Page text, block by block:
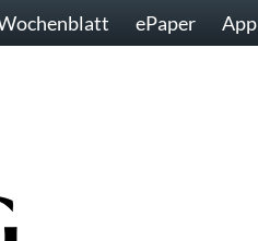
ePaper App